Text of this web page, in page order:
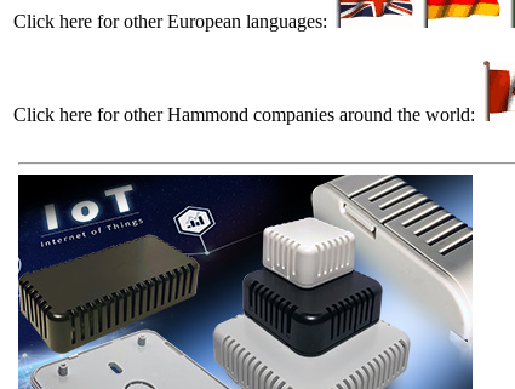
Click here for other European languages:
Click here for other Hammond companies around the world: